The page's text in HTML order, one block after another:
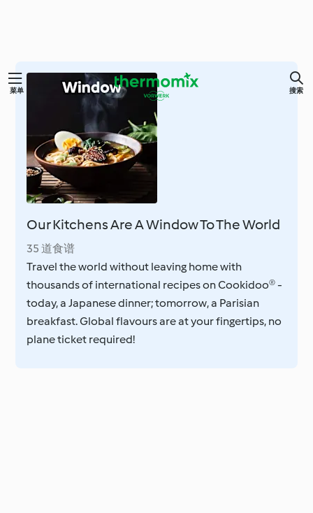
跳菜单 搜索
Our Kitchens Are A Window To The World
35 道食谱
Travel the world without leaving home with
thousands of international recipes on Cookidoo® -
today, a Japanese dinner; tomorrow, a Parisian
breakfast. Global flavours are at your fingertips, no
plane ticket required!